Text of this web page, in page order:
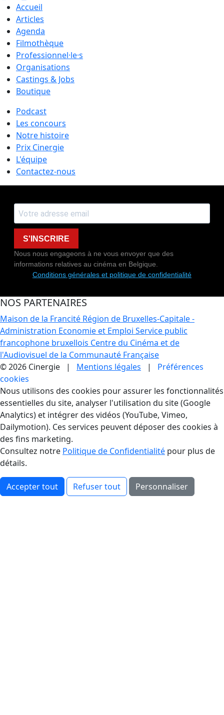
Accueil
Articles
Agenda
Filmothèque
Professionnel·le·s
Organisations
Castings & Jobs
Boutique
Podcast
Les concours
Notre histoire
Prix Cinergie
L'équipe
Contactez-nous
S'INSCRIRE
Nous nous engageons à ne vous envoyer que des
informations relatives au cinéma en Belgique.
Conditions générales et politique de confidentialité
NOS PARTENAIRES
Maison de la Francité Région de Bruxelles-Capitale -
Administration Economie et Emploi Service public
francophone bruxellois Centre du Cinéma et de
l'Audiovisuel de la Communauté Française
© 2026 Cinergie | Mentions légales | Préférences
cookies
Gestion des Cookies
Nous utilisons des cookies pour assurer les fonctionnalités
essentielles du site, analyser l'utilisation du site (Google
Analytics) et intégrer des vidéos (YouTube, Vimeo,
Dailymotion). Ces services peuvent déposer des cookies à
des fins marketing.
Consultez notre Politique de Confidentialité pour plus de
détails.
Accepter tout Refuser tout Personnaliser